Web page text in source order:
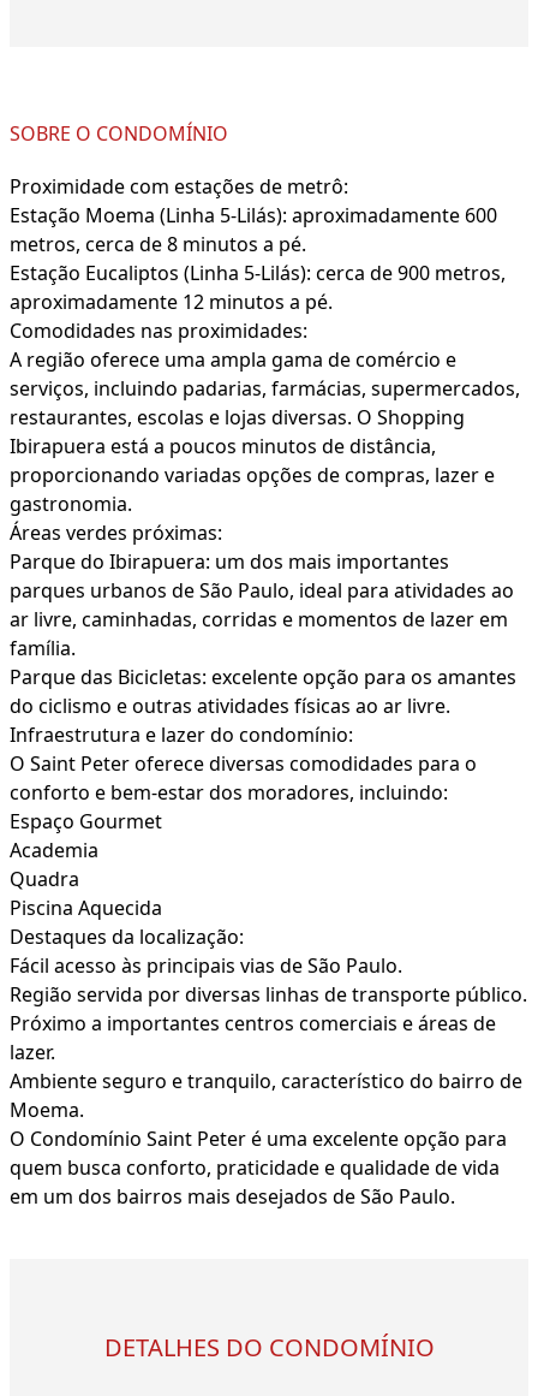
SOBRE O CONDOMÍNIO
Proximidade com estações de metrô:
Estação Moema (Linha 5-Lilás): aproximadamente 600
metros, cerca de 8 minutos a pé.
Estação Eucaliptos (Linha 5-Lilás): cerca de 900 metros,
aproximadamente 12 minutos a pé.
Comodidades nas proximidades:
A região oferece uma ampla gama de comércio e
serviços, incluindo padarias, farmácias, supermercados,
restaurantes, escolas e lojas diversas. O Shopping
Ibirapuera está a poucos minutos de distância,
proporcionando variadas opções de compras, lazer e
gastronomia.
Áreas verdes próximas:
Parque do Ibirapuera: um dos mais importantes
parques urbanos de São Paulo, ideal para atividades ao
ar livre, caminhadas, corridas e momentos de lazer em
família.
Parque das Bicicletas: excelente opção para os amantes
do ciclismo e outras atividades físicas ao ar livre.
Infraestrutura e lazer do condomínio:
O Saint Peter oferece diversas comodidades para o
conforto e bem-estar dos moradores, incluindo:
Espaço Gourmet
Academia
Quadra
Piscina Aquecida
Destaques da localização:
Fácil acesso às principais vias de São Paulo.
Região servida por diversas linhas de transporte público.
Próximo a importantes centros comerciais e áreas de
lazer.
Ambiente seguro e tranquilo, característico do bairro de
Moema.
O Condomínio Saint Peter é uma excelente opção para
quem busca conforto, praticidade e qualidade de vida
em um dos bairros mais desejados de São Paulo.
DETALHES DO CONDOMÍNIO